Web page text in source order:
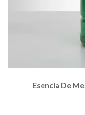
Esencia De